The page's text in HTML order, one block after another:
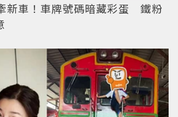
新車！車牌號碼暗藏彩蛋 鐵粉